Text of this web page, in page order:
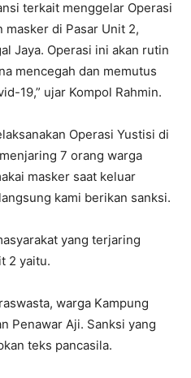
terkait menggelar Operasi
di Pasar Unit 2,
Jaya. Operasi ini akan rutin
mencegah dan memutus
19,” ujar Kompol Rahmin.
Operasi Yustisi di
7 orang warga
masker saat keluar
kami berikan sanksi.
yang terjaring
2 yaitu.
warga Kampung
Penawar Aji. Sanksi yang
teks pancasila.